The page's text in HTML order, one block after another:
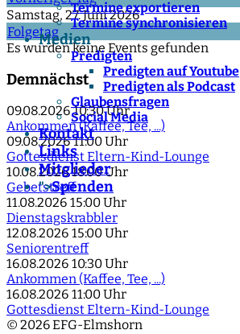
Termine exportieren
Termine synchronisieren
Medien
Predigten
Predigten auf Youtube
Predigten als Podcast
Glaubensfragen
Social Media
Kontakt
Links
Mitglieder
">Spenden
Samstag, 27. Juni 2026
Folgetag
Es wurden keine Events gefunden
Demnächst
09.08.2026 10:30 Uhr
Ankommen (Kaffee, Tee, ...)
09.08.2026 11:00 Uhr
Gottesdienst Eltern-Kind-Lounge
10.08.2026 18:00 Uhr
Gebetstreff
11.08.2026 15:00 Uhr
Dienstagskrabbler
12.08.2026 15:00 Uhr
Seniorentreff
16.08.2026 10:30 Uhr
Ankommen (Kaffee, Tee, ...)
16.08.2026 11:00 Uhr
Gottesdienst Eltern-Kind-Lounge
© 2026 EFG-Elmshorn